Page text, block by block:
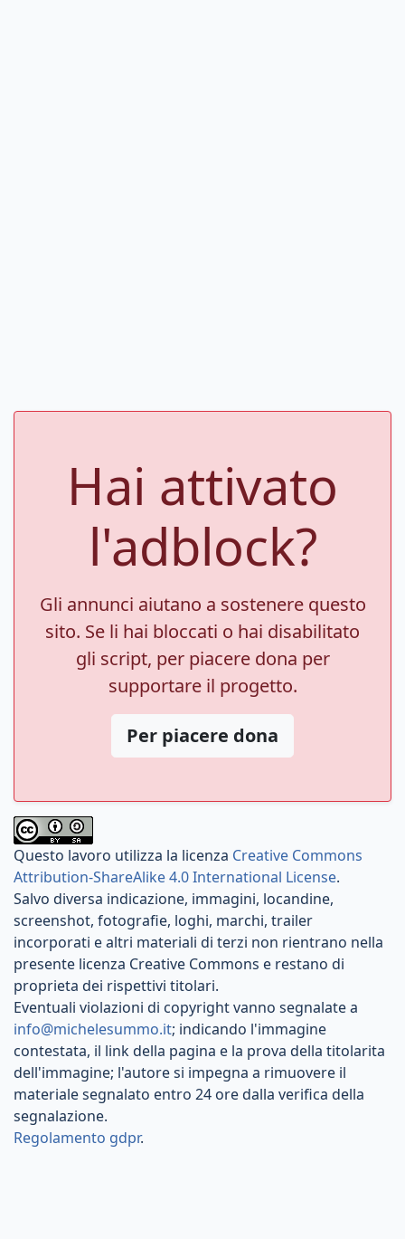
Hai attivato
l'adblock?
Gli annunci aiutano a sostenere questo
sito. Se li hai bloccati o hai disabilitato
gli script, per piacere dona per
supportare il progetto.
Per piacere dona
Questo lavoro utilizza la licenza Creative Commons
Attribution-ShareAlike 4.0 International License.
Salvo diversa indicazione, immagini, locandine,
screenshot, fotografie, loghi, marchi, trailer
incorporati e altri materiali di terzi non rientrano nella
presente licenza Creative Commons e restano di
proprieta dei rispettivi titolari.
Eventuali violazioni di copyright vanno segnalate a
info@michelesummo.it; indicando l'immagine
contestata, il link della pagina e la prova della titolarita
dell'immagine; l'autore si impegna a rimuovere il
materiale segnalato entro 24 ore dalla verifica della
segnalazione.
Regolamento gdpr.